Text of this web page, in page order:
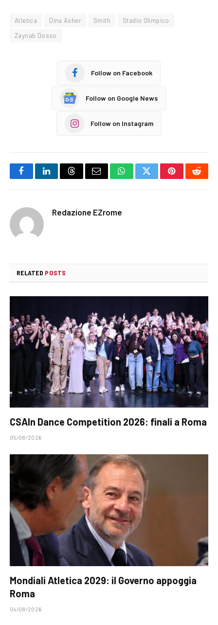
Atletica Dina Asher Smith
Stadio Olimpico
Zaynab Dosso
Follow on Facebook
Follow on Google News
Follow on Instagram
FacebookLinkedInThreadsEmail WhatsAppTwitterPinterest
Redazione EZrome
RELATED POSTS
CSAIn Dance Competition 2026: finali a Roma
05/08/2026
Mondiali Atletica 2029: il Governo appoggia
Roma
04/08/2026